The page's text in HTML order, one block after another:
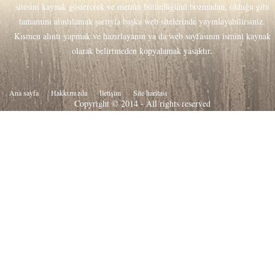
sitesini kaynak göstererek ve metnin bütünlüğünü bozmadan, olduğu gibi
tamamını alıntılamak şartıyla başka web sitelerinde yayınlayabilirsiniz.
Kısmen alıntı yapmak ve hazırlayanın ya da web sayfasının ismini kaynak
olarak belirtmeden kopyalamak yasaktır.
Ana sayfa Hakkιmιzda İletişim Site haritası
Copyright © 2014 - All rights reserved